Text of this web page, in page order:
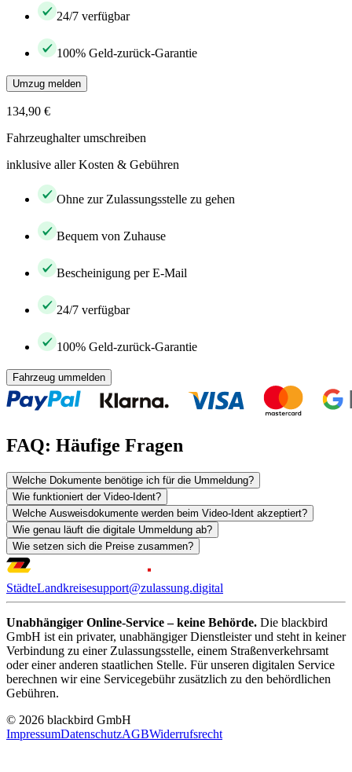
24/7 verfügbar
100% Geld-zurück-Garantie
Umzug melden
134,90 €
Fahrzeughalter umschreiben
inklusive aller Kosten & Gebühren
Ohne zur Zulassungsstelle zu gehen
Bequem von Zuhause
Bescheinigung per E-Mail
24/7 verfügbar
100% Geld-zurück-Garantie
Fahrzeug ummelden
FAQ: Häufige Fragen
Welche Dokumente benötige ich für die Ummeldung?
Wie funktioniert der Video-Ident?
Welche Ausweisdokumente werden beim Video-Ident akzeptiert?
Wie genau läuft die digitale Ummeldung ab?
Wie setzen sich die Preise zusammen?
StädteLandkreisesupport@zulassung.digital
Unabhängiger Online-Service – keine Behörde. Die blackbird
GmbH ist ein privater, unabhängiger Dienstleister und steht in keiner
Verbindung zu einer Zulassungsstelle, einem Straßenverkehrsamt
oder einer anderen staatlichen Stelle. Für unseren digitalen Service
berechnen wir eine Servicegebühr zusätzlich zu den behördlichen
Gebühren.
© 2026 blackbird GmbH
ImpressumDatenschutzAGBWiderrufsrecht